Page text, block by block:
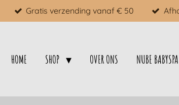
Gratis verzending vanaf € 50
HOME SHOP OVER ONS NUBE BABYSPA